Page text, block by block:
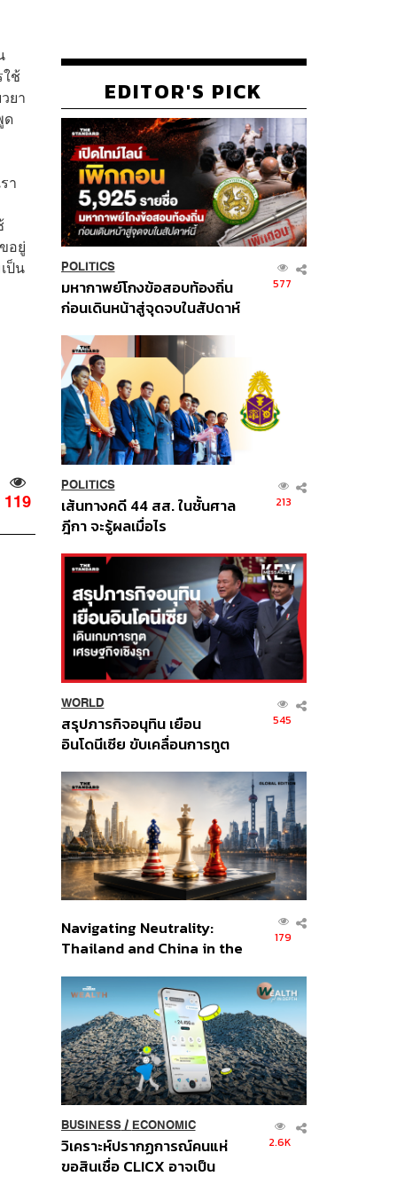
ใช้
ยา
ด
า
อยู่
ป็น
119
EDITOR'S PICK
POLITICS
มหากาพย์โกงข้อสอบท้องถิ่น
ก่อนเดินหน้าสู่จุดจบในสัปดาห์
577
POLITICS
เส้นทางคดี 44 สส. ในชั้นศาล
ฎีกา จะรู้ผลเมื่อไร
213
WORLD
สรุปภารกิจอนุทิน เยือน
อินโดนีเซีย ขับเคลื่อนการทูต
ส่วนยุทธศาสตร์ไทย –
อินโดนีเซีย
545
Navigating Neutrality:
Thailand and China in the
Order
179
BUSINESS/ ECONOMIC
วิเคราะห์ปรากฏการณ์คนแห่
ขอสินเชื่อ CLICX อาจเป็น
2.6K